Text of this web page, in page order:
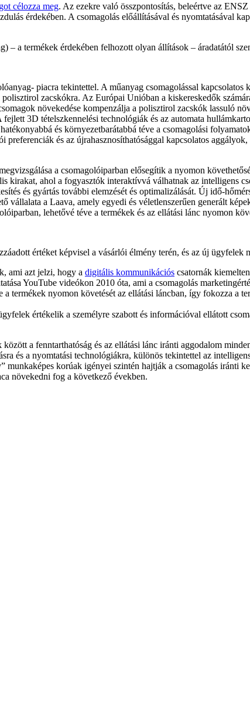
célozza meg. Az ezekre való összpontosítás, beleértve az
érdekében​​. A csomagolás előállításával és nyomtatásával
– a termékek érdekében felhozott olyan állítások – áradatától
piacra tekintettel. A műanyag csomagolással
zacskókra. Az Európai Unióban a kiskereskedők
növekedése kompenzálja a polisztirol zacskók lassuló
3D tételszkennelési technológiák és az automata
és környezetbarátabbá téve a csomagolási
és az újrahasznosíthatósággal kapcsolatos
a csomagolóiparban elősegítik a nyomon
ahol a fogyasztók interaktívvá válhatnak az intelligens
és gyártás további elemzését és optimalizálását. Új idő-
a Laava, amely egyedi és véletlenszerűen generált
lehetővé téve a termékek és az ellátási lánc nyomon
értéket képvisel a vásárlói élmény terén, és az új ügyfelek
ami azt jelzi, hogy a digitális kommunikációs csatornák
YouTube videókon 2010 óta, ami a csomagolás
a termékek nyomon követését az ellátási láncban, így fokozza a
értékelik a személyre szabott és információval ellátott
a fenntarthatóság és az ellátási lánc iránti aggodalom
és a nyomtatási technológiákra, különös tekintettel az
munkaképes korúak igényei szintén hajtják a csomagolás iránti
növekedni fog a következő években​​.